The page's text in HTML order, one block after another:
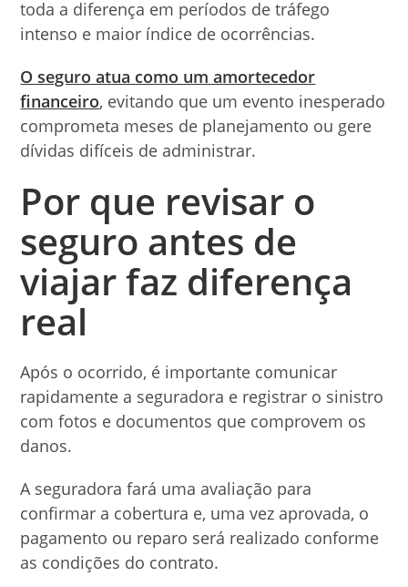
toda a diferença em períodos de tráfego
intenso e maior índice de ocorrências.
O seguro atua como um amortecedor
financeiro, evitando que um evento inesperado
comprometa meses de planejamento ou gere
dívidas difíceis de administrar.
Por que revisar o
seguro antes de
viajar faz diferença
real
Após o ocorrido, é importante comunicar
rapidamente a seguradora e registrar o sinistro
com fotos e documentos que comprovem os
danos.
A seguradora fará uma avaliação para
confirmar a cobertura e, uma vez aprovada, o
pagamento ou reparo será realizado conforme
as condições do contrato.